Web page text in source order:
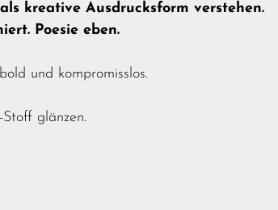
kreative Ausdrucksform verstehen.
Poesie eben.
und kompromisslos.
glänzen.